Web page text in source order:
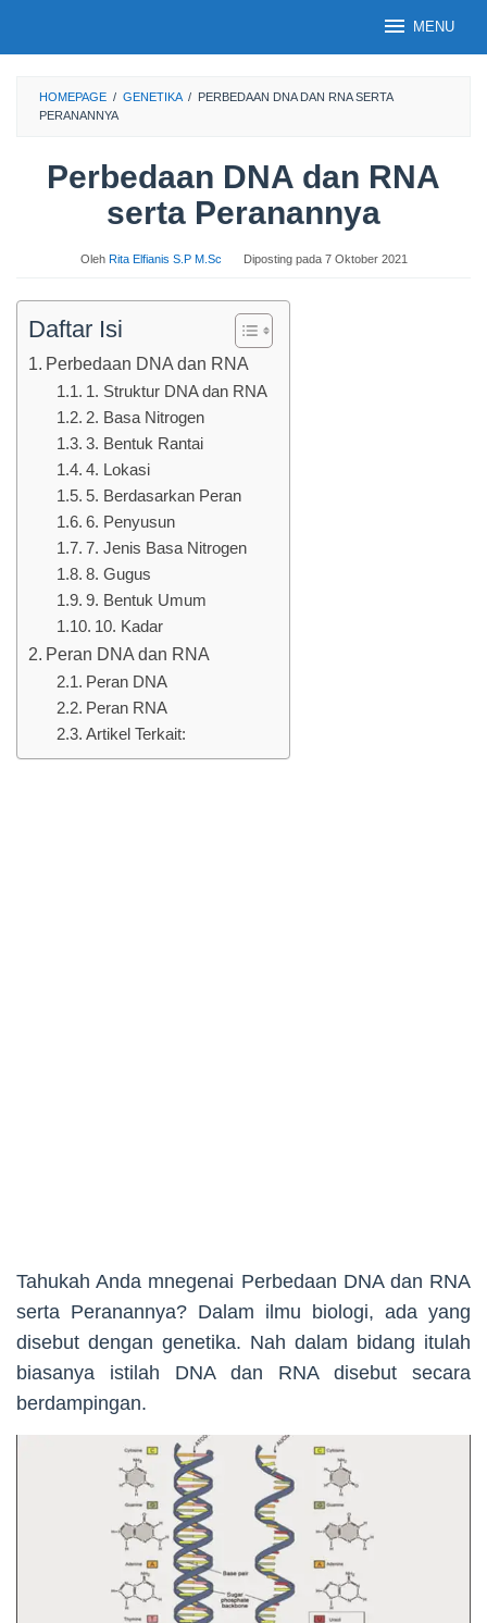
MENU
HOMEPAGE / GENETIKA / PERBEDAAN DNA DAN RNA SERTA
PERANANNYA
Perbedaan DNA dan RNA
serta Peranannya
Oleh Rita Elfianis S.P M.Sc Diposting pada 7 Oktober 2021
Daftar Isi
Perbedaan DNA dan RNA
1. Struktur DNA dan RNA
2. Basa Nitrogen
3. Bentuk Rantai
4. Lokasi
5. Berdasarkan Peran
6. Penyusun
7. Jenis Basa Nitrogen
8. Gugus
9. Bentuk Umum
10. Kadar
Peran DNA dan RNA
Peran DNA
Peran RNA
Artikel Terkait:
Tahukah Anda mnegenai Perbedaan DNA dan RNA
serta Peranannya? Dalam ilmu biologi, ada yang
disebut dengan genetika. Nah dalam bidang itulah
biasanya istilah DNA dan RNA disebut secara
berdampingan.